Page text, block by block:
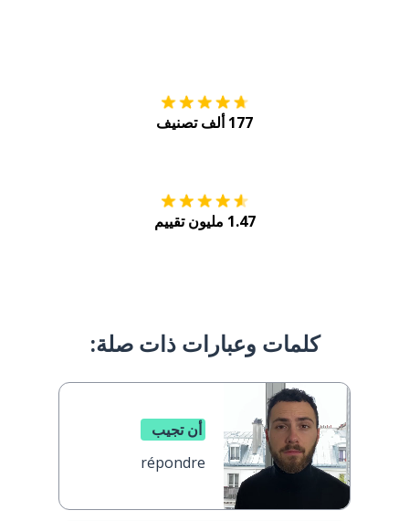
177 ألف تصنيف
1.47 مليون تقييم
كلمات وعبارات ذات صلة:
أن تجيب
répondre